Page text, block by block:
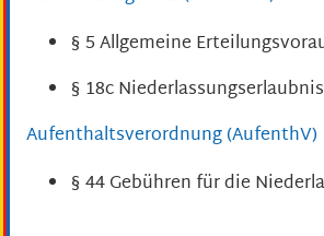
§ 5Allgemeine
§ 18c
Aufenthaltsverordnung (AufenthV)
§ 44Gebühren für die